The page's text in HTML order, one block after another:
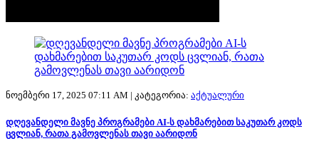
ნოემბერი 17, 2025 07:11 AM | კატეგორია: აქტუალური
დღევანდელი მავნე პროგრამები AI-ს დახმარებით საკუთარ კოდს
ცვლიან, რათა გამოვლენას თავი აარიდონ